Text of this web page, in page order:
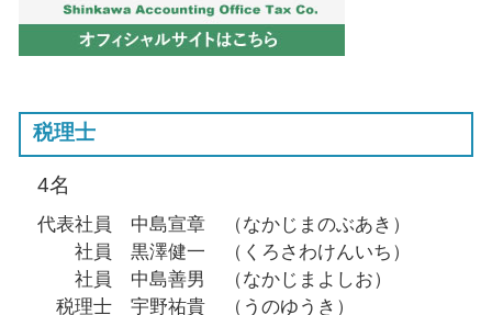
税理士
4名
代表社員 中島宣章 （なかじまのぶあき）
社員 黒澤健一 （くろさわけんいち）
社員 中島善男 （なかじまよしお）
税理士 宇野祐貴 （うのゆうき）